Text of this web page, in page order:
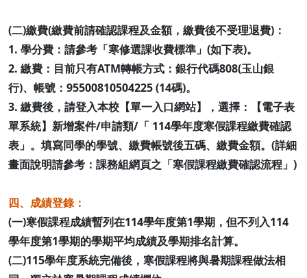
(二)繳費(繳費前請確認課程及金額，繳費後不受理退費)：
1. 學分費：請參考「寒修選課收費標準」(如下表)。
2. 繳費：目前只有ATM轉帳方式：銀行代碼808(玉山銀
行)、帳號：95500810504225 (14碼)。
3. 繳費後，請登入本校【單一入口網站】，選擇：【電子表
單系統】新增案件/申請類/「 114學年度寒假課程繳費確認
表」。填寫同學的學號、繳費帳號後五碼、繳費金額。(詳細
畫面說明請參考：課務組網頁之「寒假課程繳費確認流程」)
四、成績登錄：
(一)寒假課程成績暫列在114學年度第1學期，但不列入114
學年度第1學期的學期平均成績及學期排名計算。
(二)115學年度系統完備後，寒假課程將與暑期課程做法相